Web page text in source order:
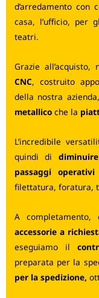
d’arredamento
casa, l’ufficio, per
teatri.
Grazie
CNC, costruito
della nostra
metallicoche la
L’incredibile
quindi di
passaggi
filettatura, foratura,
A completamento,
accessorie a
eseguiamo il
preparata per la
per la spedizione,